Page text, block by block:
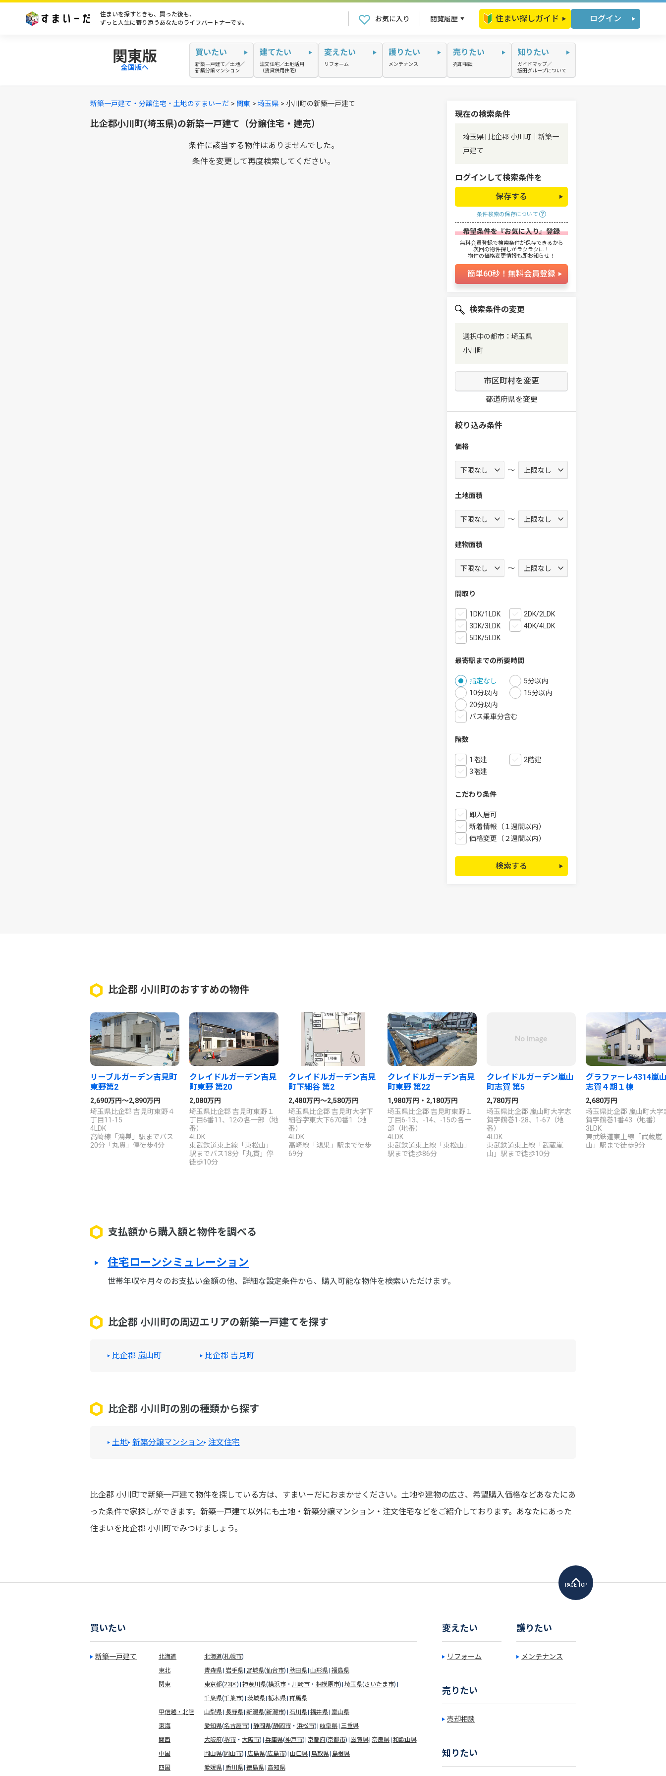
住まいを探すときも、買った後も、
ずっと人生に寄り添うあなたのライフパートナーです。
お気に入り 閲覧履歴 住まい探しガイド ログイン
関東版
全国版へ
買いたい
新築一戸建て／土地／
新築分譲マンション
建てたい
注文住宅／土地活用
（賃貸併用住宅）
変えたい
リフォーム
護りたい
メンテナンス
売りたい
売却相談
知りたい
ガイドマップ／
飯田グループについて
新築一戸建て・分譲住宅・土地のすまいーだ 関東 埼玉県 小川町の新築一戸建て
比企郡小川町(埼玉県)の新築一戸建て（分譲住宅・建売）
条件に該当する物件はありませんでした。
条件を変更して再度検索してください。
現在の検索条件
埼玉県 | 比企郡 小川町｜新築一
戸建て
ログインして検索条件を
保存する
条件検索の保存について
希望条件を『お気に入り』登録
無料会員登録で検索条件が保存できるから
次回の物件探しがラクラクに！
物件の価格変更情報も即お知らせ！
簡単60秒！無料会員登録
検索条件の変更
選択中の都市：埼玉県
小川町
市区町村を変更
都道府県を変更
絞り込み条件
価格
～
土地面積
～
建物面積
～
間取り
1DK/1LDK
2DK/2LDK
3DK/3LDK
4DK/4LDK
5DK/5LDK
最寄駅までの所要時間
指定なし
5分以内
10分以内
15分以内
20分以内
バス乗車分含む
階数
1階建
2階建
3階建
こだわり条件
即入居可
新着情報（１週間以内）
価格変更（２週間以内）
検索する
比企郡 小川町のおすすめの物件
リーブルガーデン吉見町
東野第2
2,690万円～2,890万円
埼玉県比企郡 吉見町東野４
丁目11-15
4LDK
高崎線「鴻巣」駅までバス
20分「丸貫」停徒歩4分
クレイドルガーデン吉見
町東野 第20
2,080万円
埼玉県比企郡 吉見町東野１
丁目6番11、12の各一部（地
番）
4LDK
東武鉄道東上線「東松山」
駅までバス18分「丸貫」停
徒歩10分
クレイドルガーデン吉見
町下細谷 第2
2,480万円～2,580万円
埼玉県比企郡 吉見町大字下
細谷字東大下670番1（地
番）
4LDK
高崎線「鴻巣」駅まで徒歩
69分
クレイドルガーデン吉見
町東野 第22
1,980万円・2,180万円
埼玉県比企郡 吉見町東野１
丁目6-13、-14、-15の各一
部（地番）
4LDK
東武鉄道東上線「東松山」
駅まで徒歩86分
クレイドルガーデン嵐山
町志賀 第5
2,780万円
埼玉県比企郡 嵐山町大字志
賀字鶴巻1-28、1-67（地
番）
4LDK
東武鉄道東上線「武蔵嵐
山」駅まで徒歩10分
グラファーレ4314嵐
志賀４期１棟
2,680万円
埼玉県比企郡 嵐山町大字
賀字鶴巻1番43（地番）
3LDK
東武鉄道東上線「武蔵嵐
山」駅まで徒歩9分
支払額から購入額と物件を調べる
住宅ローンシミュレーション
世帯年収や月々のお支払い金額の他、詳細な設定条件から、購入可能な物件を検索いただけます。
比企郡 小川町の周辺エリアの新築一戸建てを探す
比企郡 嵐山町 比企郡 吉見町
比企郡 小川町の別の種類から探す
土地 新築分譲マンション 注文住宅
比企郡 小川町で新築一戸建て物件を探している方は、すまいーだにおまかせください。土地や建物の広さ、希望購入価格などあなたにあ
った条件で家探しができます。新築一戸建て以外にも土地・新築分譲マンション・注文住宅などをご紹介しております。あなたにあった
住まいを比企郡 小川町でみつけましょう。
PAGE TOP
買いたい
新築一戸建て 北海道 北海道(札幌市)
東北
青森県 岩手県 宮城県(仙台市) 秋田県 山形県 福島県
関東
東京都(23区) 神奈川県(横浜市・ 川崎市・ 相模原市) 埼玉県(さいたま市)
千葉県(千葉市) 茨城県 栃木県 群馬県
甲信越・北陸
山梨県 長野県 新潟県(新潟市) 石川県 福井県 富山県
東海
愛知県(名古屋市) 静岡県(静岡市・ 浜松市) 岐阜県 三重県
関西
大阪府(堺市 ・ 大阪市) 兵庫県(神戸市) 京都府(京都市) 滋賀県 奈良県 和歌山県
中国
岡山県(岡山市) 広島県(広島市) 山口県 鳥取県 島根県
四国
愛媛県 香川県 徳島県 高知県
変えたい
リフォーム
護りたい
メンテナンス
売りたい
売却相談
知りたい